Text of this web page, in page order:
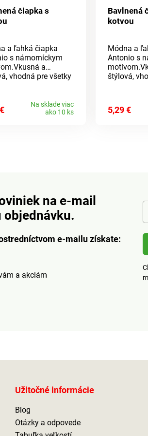
čiapka s
a ľahká čiapka
s námorníckym
a
vhodná pre všetky
(dámska i pánska)
Na sklade viac
ako 10 ks
Bavlnená
kotvou
Módna a
Antonio s
štýlová,
unisex
5,29 €
na e-mail
objednávku.
e-mailu získate:
a akciám
Užitočné informácie
Blog
Otázky a odpovede